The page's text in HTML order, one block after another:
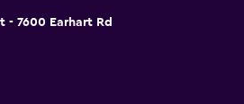
7600 Earhart Rd